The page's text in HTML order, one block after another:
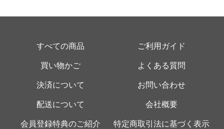
すべての商品 ご利用ガイド
買い物かご よくある質問
決済について お問い合わせ
配送について 会社概要
会員登録特典のご紹介 特定商取引法に基づく表示